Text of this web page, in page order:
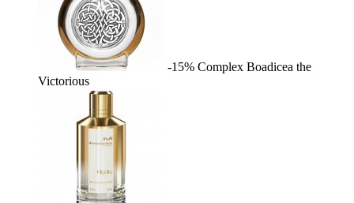
-15% Complex Boadicea the
Victorious